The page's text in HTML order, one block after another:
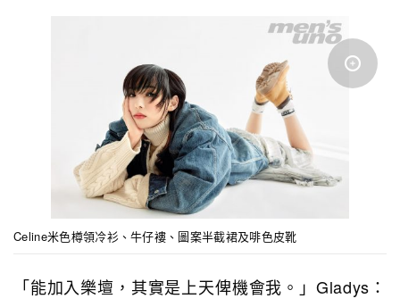
Celine米色樽領冷衫、牛仔褸、圖案半截裙及啡色皮靴
「能加入樂壇，其實是上天俾機會我。」Gladys：